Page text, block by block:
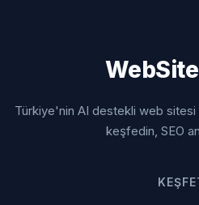
Türkiye'nin AI destekli web
keşfedin, SEO